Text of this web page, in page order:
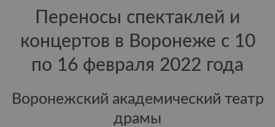
Переносы спектаклей и
концертов в Воронеже с 10
по 16 февраля 2022 года
Воронежский академический театр
драмы